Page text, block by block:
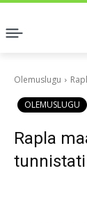
Olemuslugu
OLEMUSLUGU
Rapla